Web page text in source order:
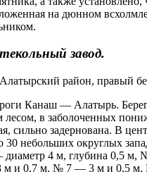
на дюнном
завод.
район, правый
Канаш — Алатырь.
в заболоченных
сильно задернована. В
30 небольших округлых
диаметр 4 м, глубина 0,5
и 0,7 м, № 7 — 3 м и 0,5